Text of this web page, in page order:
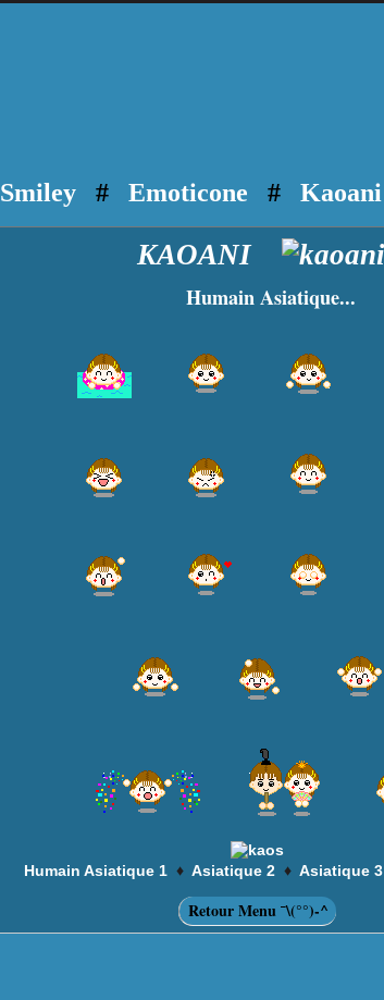
Smiley# Emoticone # Kaoani
KAOANI
Humain Asiatique...
Humain Asiatique 1 ♦ Asiatique 2 ♦ Asiatique 3
Retour Menu ¯\(°°)-^